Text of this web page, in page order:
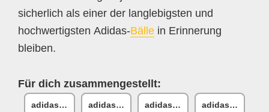
sicherlich als einer der langlebigsten und
hochwertigsten Adidas-Bälle in Erinnerung
bleiben.
Für dich zusammengestellt:
adidas Fussballliebeadidas Fussballliebeadidas Fussballliebe EURO24
adidas